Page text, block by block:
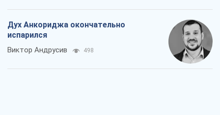
Дух Анкориджа окончательно
испарился
Виктор Андрусив 498